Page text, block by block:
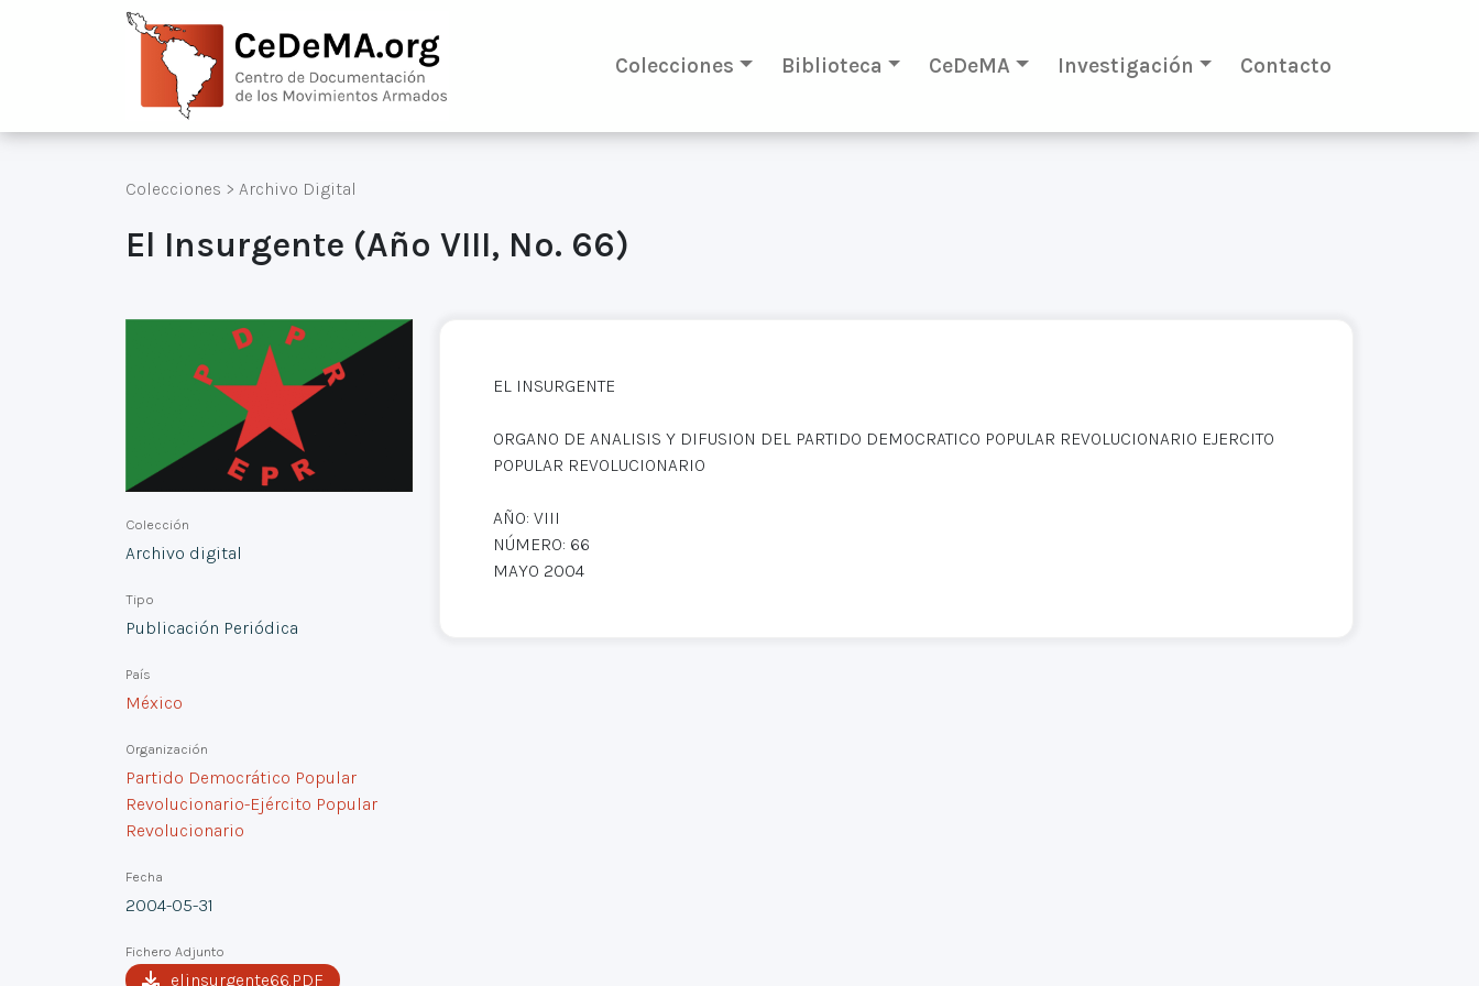
Colecciones Biblioteca CeDeMA Investigación Contacto
Colecciones > Archivo Digital
El Insurgente (Año VIII, No. 66)
Colección
Archivo digital
Tipo
Publicación Periódica
País
México
Organización
Partido Democrático Popular
Revolucionario-Ejército Popular
Revolucionario
Fecha
2004-05-31
Fichero Adjunto
elinsurgente66.PDF
EL INSURGENTE
ORGANO DE ANALISIS Y DIFUSION DEL PARTIDO DEMOCRATICO POPULAR REVOLUCIONARIO EJERCITO
POPULAR REVOLUCIONARIO
AÑO: VIII
NÚMERO: 66
MAYO 2004